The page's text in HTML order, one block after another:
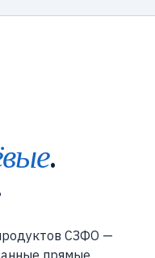
.
СЗФО —
прямые